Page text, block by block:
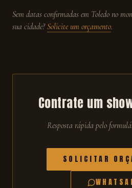
Sem datas confirmadas em Toledo no
sua cidade? Solicite um orçamento.
Contrate um
Resposta rápida pelo
SOLICITAR